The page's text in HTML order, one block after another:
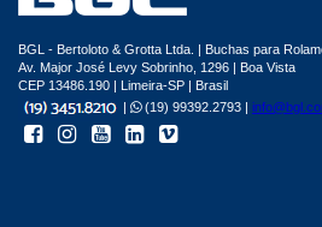
BGL - Bertoloto & Grotta Ltda. | Buchas para
Av. Major José Levy Sobrinho, 1296 | Boa Vista
CEP 13486.190 | Limeira-SP | Brasil
|
(19) 99392.2793 |